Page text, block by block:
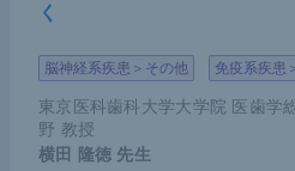
く
脳神経系疾患＞その他 免疫系疾患
東京医科歯科大学大学院 医歯学
野 教授
横田 隆徳 先生